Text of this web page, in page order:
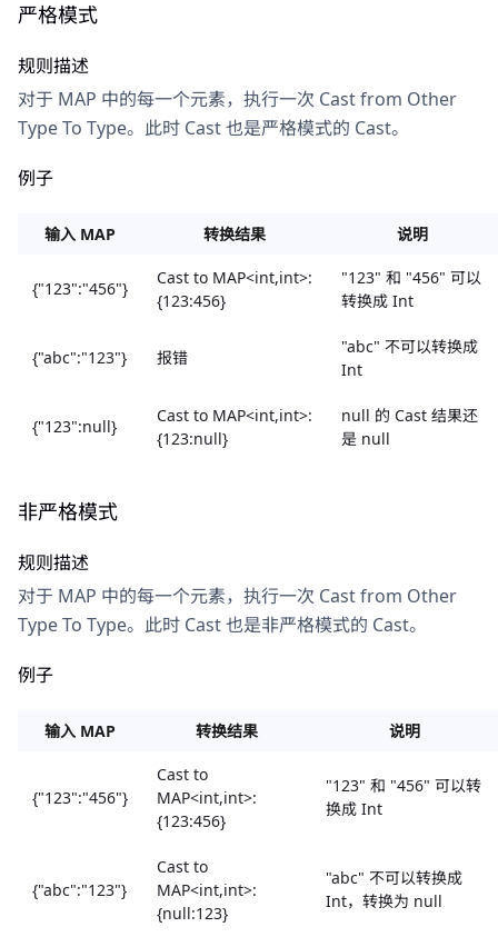
严格模式
规则描述
对于 MAP 中的每一个元素，执行一次 Cast from Other
Type To Type。此时 Cast 也是严格模式的 Cast。
例子
输入 MAP 转换结果 说明
{"123":"456"}
Cast to MAP<int,int>:
{123:456}
"123" 和 "456" 可以
转换成 Int
{"abc":"123"} 报错
"abc" 不可以转换成
Int
{"123":null}
Cast to MAP<int,int>:
{123:null}
null 的 Cast 结果还
是 null
非严格模式
规则描述
对于 MAP 中的每一个元素，执行一次 Cast from Other
Type To Type。此时 Cast 也是非严格模式的 Cast。
例子
输入 MAP 转换结果 说明
{"123":"456"}
Cast to
MAP<int,int>:
{123:456}
"123" 和 "456" 可以转
换成 Int
{"abc":"123"}
Cast to
MAP<int,int>:
{null:123}
"abc" 不可以转换成
Int，转换为 null